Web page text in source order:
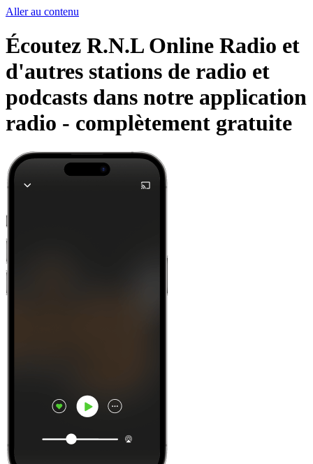
Aller au contenu
Écoutez R.N.L Online Radio et
d'autres stations de radio et
podcasts dans notre application
radio - complètement gratuite